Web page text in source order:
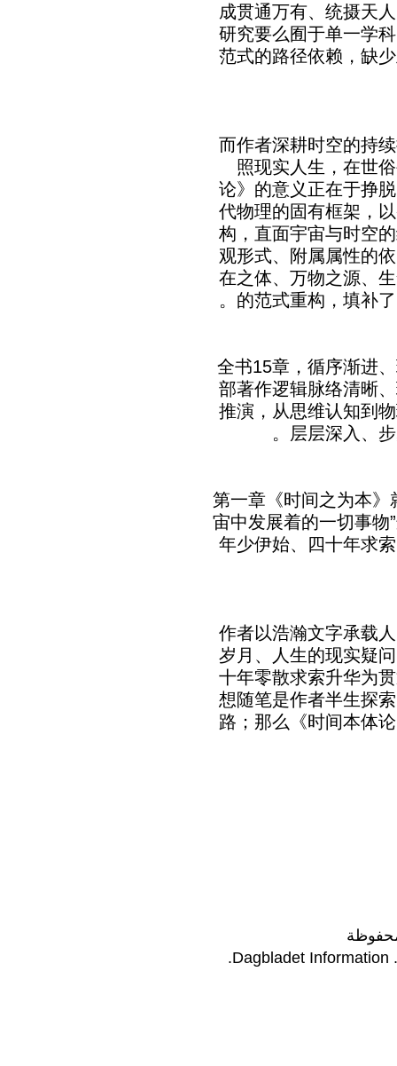
成贯通万有、统摄天
研究要么囿于单一学
范式的路径依赖，缺
而作者深耕时空的持
照现实人生，在世
论》的意义正在于挣
代物理的固有框架，
构，直面宇宙与时空
观形式、附属属性的
在之体、万物之源、
的范式重构，填补
《时间本体论》全书15章，循
部著作逻辑脉络清晰
推演，从思维认知到
层层深入、
第一章《时间之为本》
宙中发展着的一切事物
年少伊始、四十年求
作者以浩瀚文字承载
岁月、人生的现实疑
十年零散求索升华为
想随笔是作者半生探
路；那么《时间本体
Dagbladet Information